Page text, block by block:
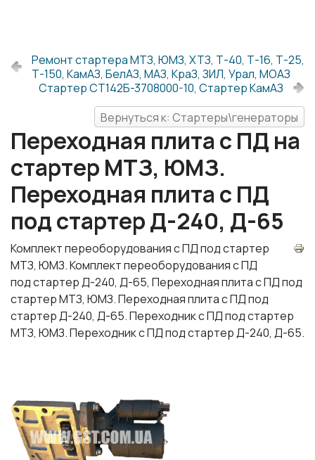
Ремонт стартера МТЗ, ЮМЗ, ХТЗ, Т-40, Т-16, Т-25,
Т-150, КамАЗ, БелАЗ, МАЗ, КраЗ, ЗИЛ, Урал, МОАЗ
Стартер СТ142Б-3708000-10, Стартер КамАЗ
Вернуться к: Стартеры\генераторы
Переходная плита с ПД на
стартер МТЗ, ЮМЗ.
Переходная плита с ПД
под стартер Д-240, Д-65
Комплект переоборудования с ПД под стартер
МТЗ, ЮМЗ. Комплект переоборудования с ПД
под стартер Д-240, Д-65, Переходная плита с ПД под
стартер МТЗ, ЮМЗ. Переходная плита с ПД под
стартер Д-240, Д-65. Переходник с ПД под стартер
МТЗ, ЮМЗ. Переходник с ПД под стартер Д-240, Д-65.